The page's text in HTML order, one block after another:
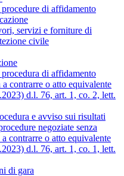
di affidamento
servizi e forniture di
civile
di affidamento
contrarre o atto equivalente
d.l. 76, art. 1, co. 2, lett.
e avviso sui risultati
negoziate senza
contrarre o atto equivalente
d.l. 76, art. 1, co. 1, lett.
di gara